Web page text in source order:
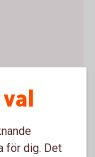
dig
för dig. Det